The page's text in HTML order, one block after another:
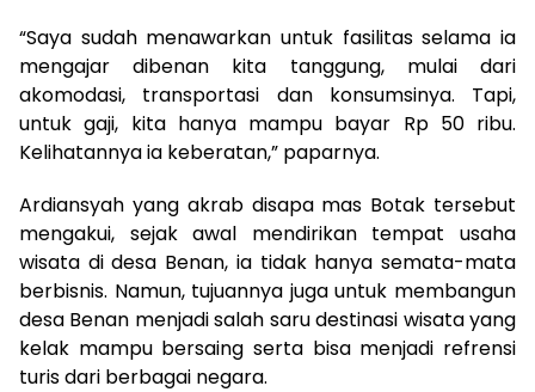
“Saya sudah menawarkan untuk fasilitas selama ia
mengajar dibenan kita tanggung, mulai dari
akomodasi, transportasi dan konsumsinya. Tapi,
untuk gaji, kita hanya mampu bayar Rp 50 ribu.
Kelihatannya ia keberatan,” paparnya.
Ardiansyah yang akrab disapa mas Botak tersebut
mengakui, sejak awal mendirikan tempat usaha
wisata di desa Benan, ia tidak hanya semata-mata
berbisnis. Namun, tujuannya juga untuk membangun
desa Benan menjadi salah saru destinasi wisata yang
kelak mampu bersaing serta bisa menjadi refrensi
turis dari berbagai negara.